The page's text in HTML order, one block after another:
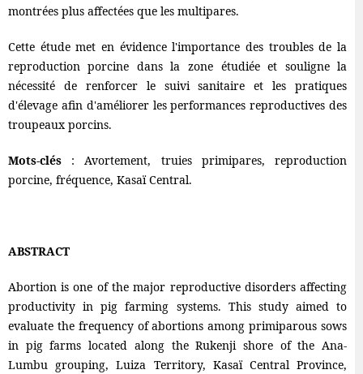
montrées plus affectées que les multipares.
Cette étude met en évidence l'importance des troubles de la
reproduction porcine dans la zone étudiée et souligne la
nécessité de renforcer le suivi sanitaire et les pratiques
d'élevage afin d'améliorer les performances reproductives des
troupeaux porcins.
Mots-clés: Avortement, truies primipares, reproduction
porcine, fréquence, Kasaï Central.
ABSTRACT
Abortion is one of the major reproductive disorders affecting
productivity in pig farming systems. This study aimed to
evaluate the frequency of abortions among primiparous sows
in pig farms located along the Rukenji shore of the Ana-
Lumbu grouping, Luiza Territory, Kasaï Central Province,